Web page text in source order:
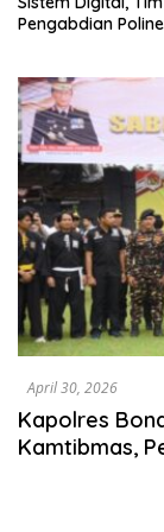
Pengabdian
April 30, 2026
Kapolres
Kamtibmas,